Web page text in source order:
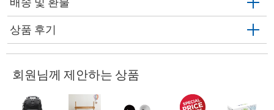
상품 후기
회원님께 제안하는 상품